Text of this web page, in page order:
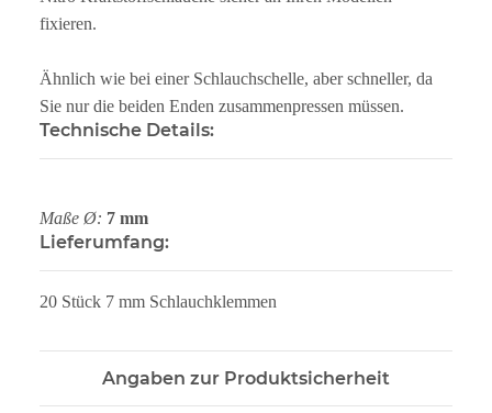
fixieren.
Ähnlich wie bei einer Schlauchschelle, aber schneller, da
Sie nur die beiden Enden zusammenpressen müssen.
Technische Details:
Maße Ø: 7 mm
Lieferumfang:
20 Stück 7 mm Schlauchklemmen
Angaben zur Produktsicherheit